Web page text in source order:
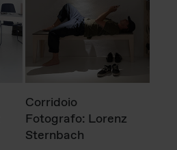
Corridoio
Fotografo: Lorenz
Sternbach